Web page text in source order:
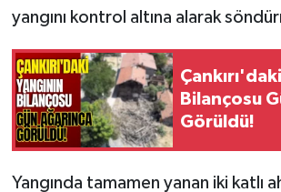
yangını kontrol altına alarak
Bilançosu
Görüldü!
Yangında tamamen yanan iki katlı